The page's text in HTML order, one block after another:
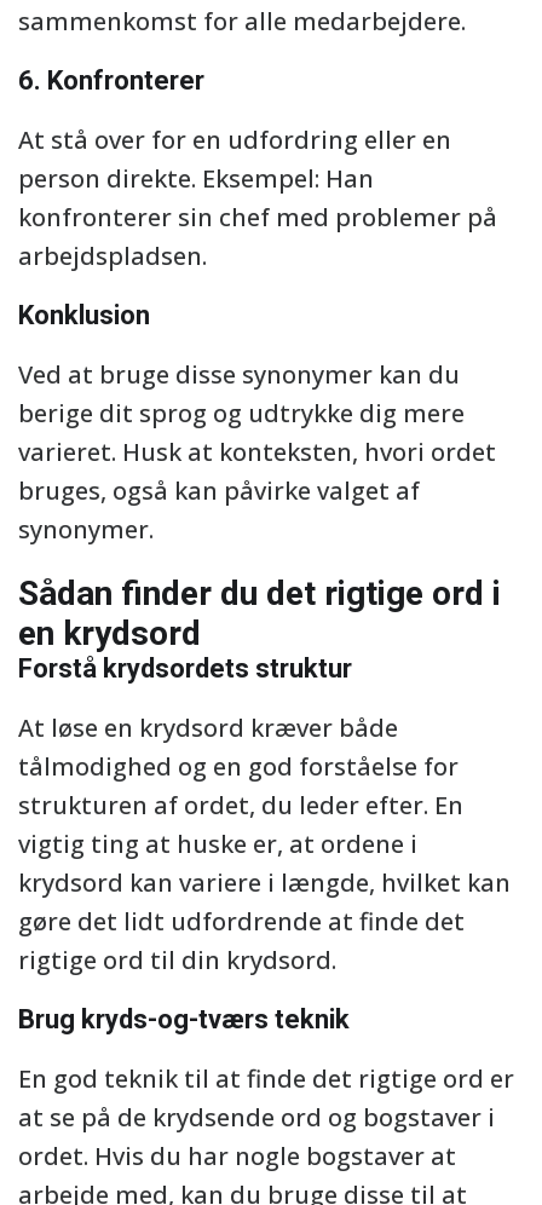
sammenkomst for alle medarbejdere.
6. Konfronterer
At stå over for en udfordring eller en
person direkte. Eksempel: Han
konfronterer sin chef med problemer på
arbejdspladsen.
Konklusion
Ved at bruge disse synonymer kan du
berige dit sprog og udtrykke dig mere
varieret. Husk at konteksten, hvori ordet
bruges, også kan påvirke valget af
synonymer.
Sådan finder du det rigtige ord i
en krydsord
Forstå krydsordets struktur
At løse en krydsord kræver både
tålmodighed og en god forståelse for
strukturen af ordet, du leder efter. En
vigtig ting at huske er, at ordene i
krydsord kan variere i længde, hvilket kan
gøre det lidt udfordrende at finde det
rigtige ord til din krydsord.
Brug kryds-og-tværs teknik
En god teknik til at finde det rigtige ord er
at se på de krydsende ord og bogstaver i
ordet. Hvis du har nogle bogstaver at
arbejde med, kan du bruge disse til at